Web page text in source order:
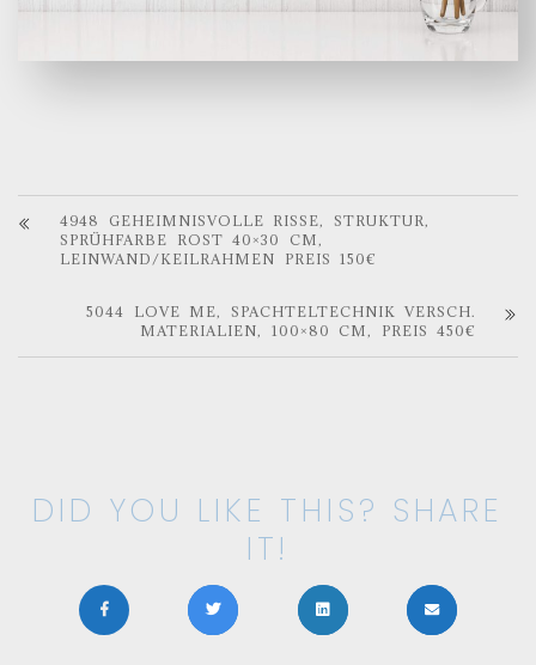
4948 GEHEIMNISVOLLE RISSE, STRUKTUR,
SPRÜHFARBE ROST 40×30 CM,
LEINWAND/KEILRAHMEN PREIS 150€
5044 LOVE ME, SPACHTELTECHNIK VERSCH.
MATERIALIEN, 100×80 CM, PREIS 450€
DID YOU LIKE THIS? SHARE
IT!